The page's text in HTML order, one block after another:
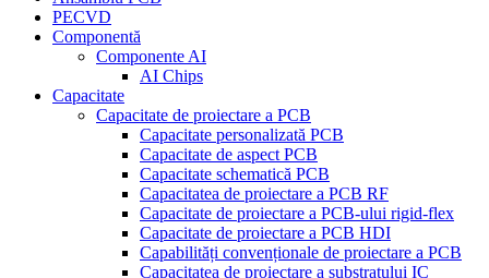
PECVD
Componentă
Componente AI
AI Chips
Capacitate
Capacitate de proiectare a PCB
Capacitate personalizată PCB
Capacitate de aspect PCB
Capacitate schematică PCB
Capacitatea de proiectare a PCB RF
Capacitate de proiectare a PCB-ului rigid-flex
Capacitate de proiectare a PCB HDI
Capabilități convenționale de proiectare a PCB
Capacitatea de proiectare a substratului IC